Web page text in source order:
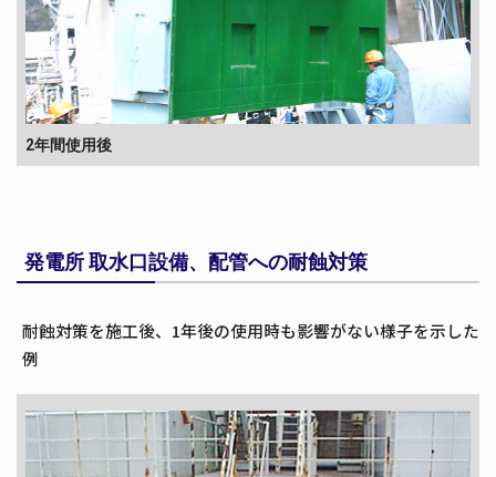
2年間使用後
発電所 取水口設備、配管への耐蝕対策
耐蝕対策を施工後、1年後の使用時も影響がない様子を示した
例